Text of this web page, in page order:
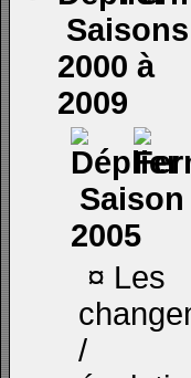
Saisons
2000 à
2009
Saison
2005
¤ Les
/